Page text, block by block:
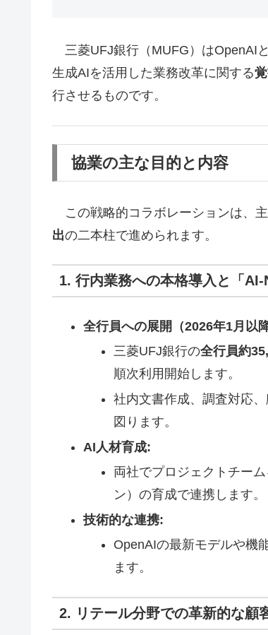
三菱UFJ銀行（MUFG）はOpenAIと
生成AIを活用した業務改革に関する
行させるものです。
協業の主な目的と内容
この戦略的コラボレーションは、
出の二本柱で進められます。
1. 行内業務への本格導入と「
全行員への展開（2026年1月以
三菱UFJ銀行の全行員約
順次利用開始します。
社内文書作成、調査対応
図ります。
AI人材育成:
両社でプロジェクトチー
ン）の育成で連携します。
技術的な連携:
OpenAIの最新モデルや機
ます。
2. リテール分野での革新的な顧